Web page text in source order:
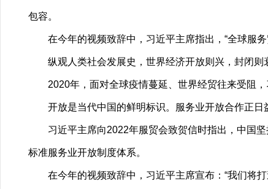
包容。
在今年的视频致辞中，习近平主席指出，“全球服务
纵观人类社会发展史，世界经济开放则兴，封闭则
2020年，面对全球疫情蔓延、世界经贸往来受阻，
开放是当代中国的鲜明标识。服务业开放合作正日
习近平主席向2022年服贸会致贺信时指出，中国坚
标准服务业开放制度体系。
在今年的视频致辞中，习近平主席宣布：“我们将打